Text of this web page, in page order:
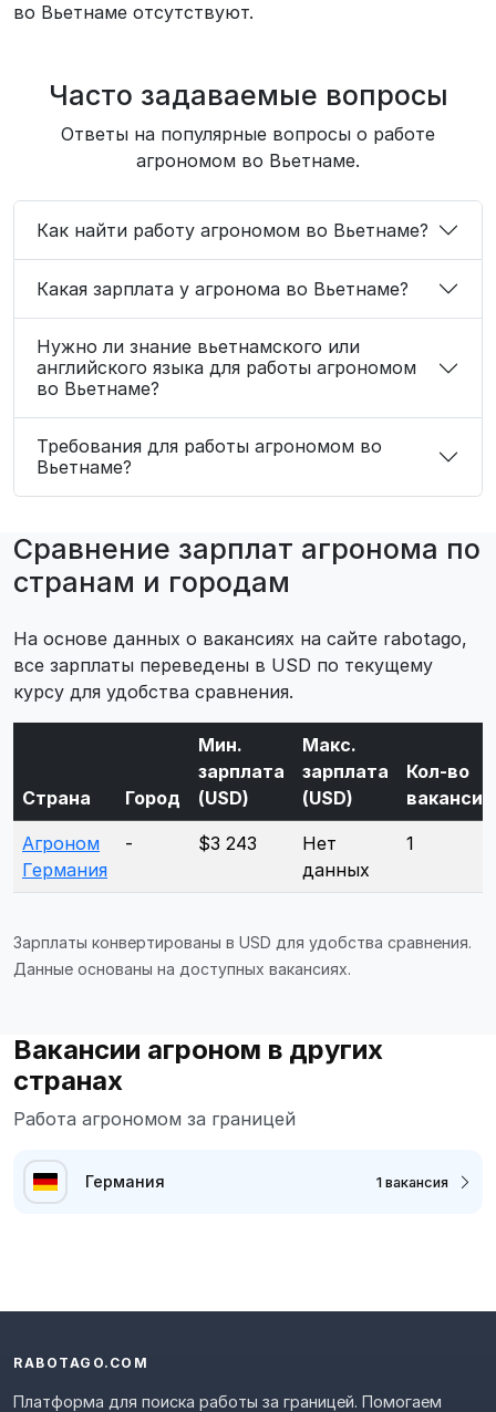
во Вьетнаме отсутствуют.
Часто задаваемые вопросы
Ответы на популярные вопросы о работе
агрономом во Вьетнаме.
Как найти работу агрономом во Вьетнаме?
Какая зарплата у агронома во Вьетнаме?
Нужно ли знание вьетнамского или
английского языка для работы агрономом
во Вьетнаме?
Требования для работы агрономом во
Вьетнаме?
Сравнение зарплат агронома по
странам и городам
На основе данных о вакансиях на сайте rabotago,
все зарплаты переведены в USD по текущему
курсу для удобства сравнения.
Страна Город
Мин.
зарплата
(USD)
Макс.
зарплата
(USD)
Кол-во
вакансий
Агроном
Германия
- $3 243
Нет
данных
1
Зарплаты конвертированы в USD для удобства сравнения.
Данные основаны на доступных вакансиях.
Вакансии агроном в других
странах
Работа агрономом за границей
Германия 1 вакансия
RABOTAGO.COM
Платформа для поиска работы за границей. Помогаем